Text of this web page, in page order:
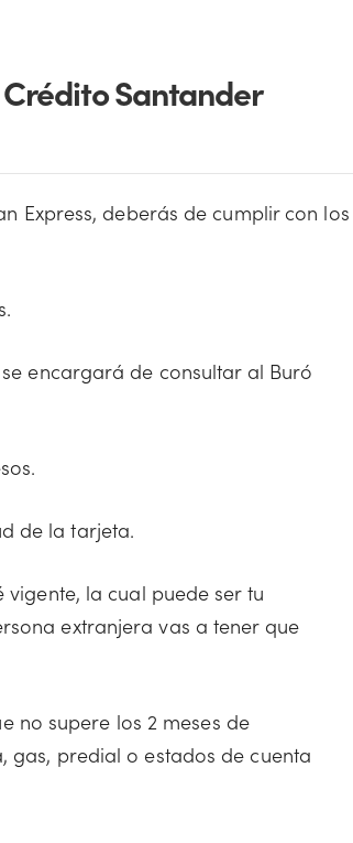
Santander
Express, deberás de cumplir con los
encargará de consultar al Buró
de la tarjeta.
la cual puede ser tu
extranjera vas a tener que
no supere los 2 meses de
gas, predial o estados de cuenta